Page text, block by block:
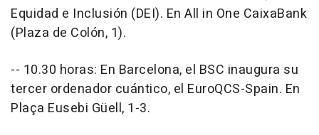
Equidad e Inclusión (DEI). En All in One CaixaBank
(Plaza de Colón, 1).
-- 10.30 horas: En Barcelona, el BSC inaugura su
tercer ordenador cuántico, el EuroQCS-Spain. En
Plaça Eusebi Güell, 1-3.